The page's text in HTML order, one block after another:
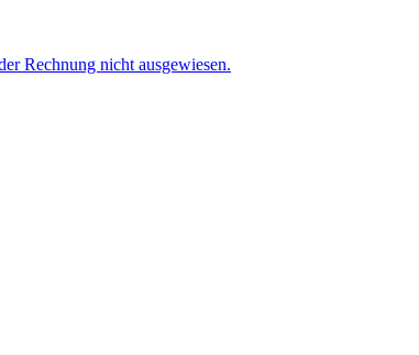
Rechnung nicht ausgewiesen.